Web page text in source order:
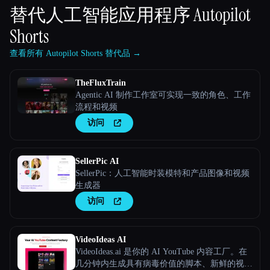
替代人工智能应用程序Autopilot
Shorts
查看所有 Autopilot Shorts 替代品 →
TheFluxTrain
Agentic AI 制作工作室可实现一致的角色、工作
流程和视频
访问
SellerPic AI
SellerPic：人工智能时装模特和产品图像和视频
生成器
访问
VideoIdeas AI
VideoIdeas.ai 是你的 AI YouTube 内容工厂。在
几分钟内生成具有病毒价值的脚本、新鲜的视频